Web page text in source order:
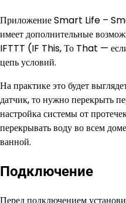
Приложение Smart Life –
имеет дополнительные
IFTTT (IF This, То That —
цепь условий.
На практике это будет
датчик, то нужно перекрыть
настройка системы от
перекрывать воду во всем
ванной.
Подключение